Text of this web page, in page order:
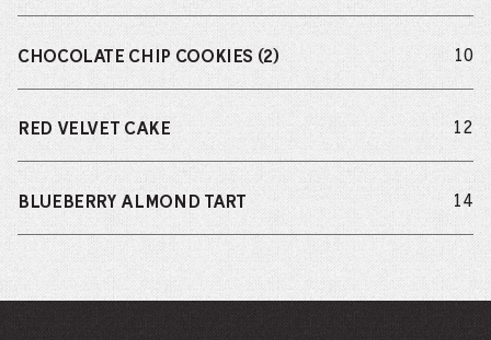
CHOCOLATE CHIP COOKIES (2) 10
RED VELVET CAKE 12
BLUEBERRY ALMOND TART 14